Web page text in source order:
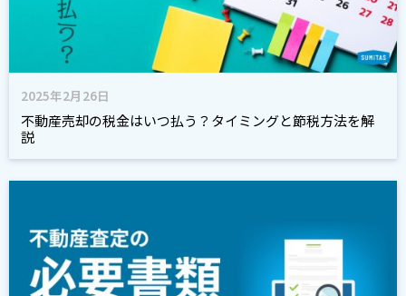
2025年2月26日
不動産売却の税金はいつ払う？タイミングと節税方法を解
説